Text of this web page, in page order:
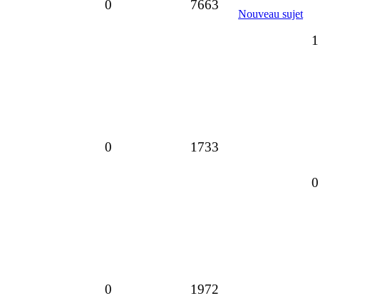
0 7663
1
0 1733
0
0 1972
Nouveau sujet